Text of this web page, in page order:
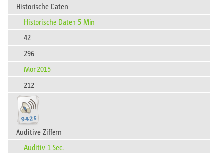
Historische Daten
Historische Daten 5 Min
42
296
Mon2015
212
Auditive Ziffern
Auditiv 1 Sec.